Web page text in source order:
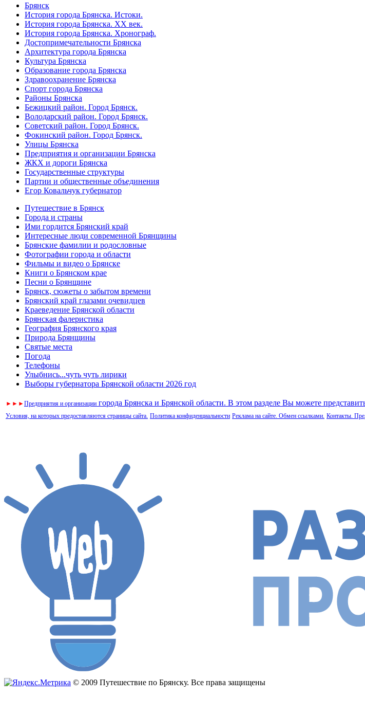
Брянск
История города Брянска. Истоки.
История города Брянска. XX век.
История города Брянска. Хронограф.
Достопримечательности Брянска
Архитектура города Брянска
Культура Брянска
Образование города Брянска
Здравоохранение Брянска
Спорт города Брянска
Районы Брянска
Бежицкий район. Город Брянск.
Володарский район. Город Брянск.
Советский район. Город Брянск.
Фокинский район. Город Брянск.
Улицы Брянска
Предприятия и организации Брянска
ЖКХ и дороги Брянска
Государственные структуры
Партии и общественные объединения
Егор Ковальчук губернатор
Путешествие в Брянск
Города и страны
Ими гордится Брянский край
Интересные люди современной Брянщины
Брянские фамилии и родословные
Фотографии города и области
Фильмы и видео о Брянске
Книги о Брянском крае
Песни о Брянщине
Брянск, сюжеты о забытом времени
Брянский край глазами очевидцев
Краеведение Брянской области
Брянская фалеристика
География Брянского края
Природа Брянщины
Святые места
Погода
Телефоны
Улыбнись...чуть чуть лирики
Выборы губернатора Брянской области 2026 год
► ► ►Предприятия и организации города Брянска и Брянской области. В этом разделе Вы можете
Условия, на которых предоставляются страницы сайта. Политика конфиденциальности Реклама на сайте. Обмен ссылками. Контакты.
© 2009 Путешествие по Брянску. Все права защищены